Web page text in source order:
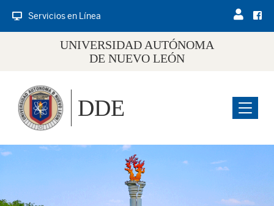
Servicios en Línea
UNIVERSIDAD AUTÓNOMA
DE NUEVO LEÓN
Menu
DDE